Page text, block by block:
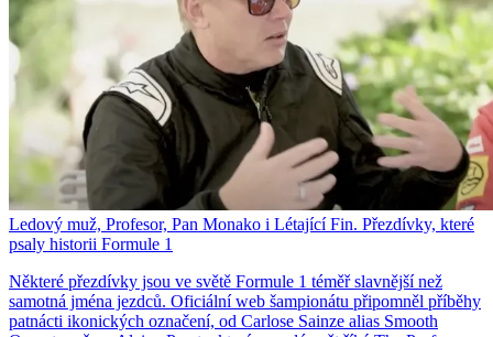
Ledový muž, Profesor, Pan Monako i Létající Fin. Přezdívky, které
psaly historii Formule 1
Některé přezdívky jsou ve světě Formule 1 téměř slavnější než
samotná jména jezdců. Oficiální web šampionátu připomněl příběhy
patnácti ikonických označení, od Carlose Sainze alias Smooth